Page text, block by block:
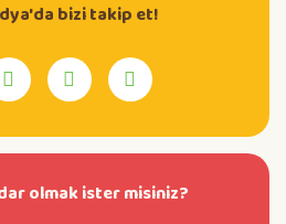
bizi takip et!
olmak ister misiniz?